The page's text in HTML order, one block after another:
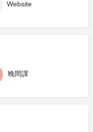
Website
晚間課